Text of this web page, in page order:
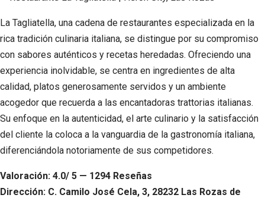
La Tagliatella, una cadena de restaurantes especializada en la
rica tradición culinaria italiana, se distingue por su compromiso
con sabores auténticos y recetas heredadas. Ofreciendo una
experiencia inolvidable, se centra en ingredientes de alta
calidad, platos generosamente servidos y un ambiente
acogedor que recuerda a las encantadoras trattorias italianas.
Su enfoque en la autenticidad, el arte culinario y la satisfacción
del cliente la coloca a la vanguardia de la gastronomía italiana,
diferenciándola notoriamente de sus competidores.
Valoración: 4.0/ 5 — 1294 Reseñas
Dirección: C. Camilo José Cela, 3, 28232 Las Rozas de